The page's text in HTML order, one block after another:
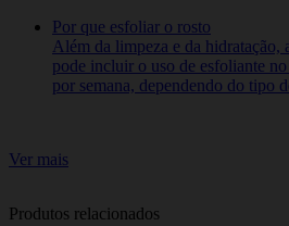
Por que esfoliar o rosto
Além da limpeza e da hidratação,
pode incluir o uso de esfoliante
por semana, dependendo do tipo
Ver mais
Produtos relacionados